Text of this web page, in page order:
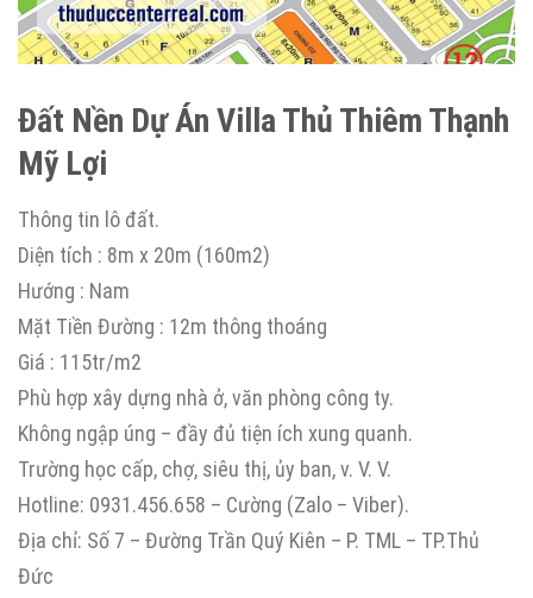
Đất Nền Dự Án Villa Thủ Thiêm Thạnh
Mỹ Lợi
Thông tin lô đất.
Diện tích : 8m x 20m (160m2)
Hướng : Nam
Mặt Tiền Đường : 12m thông thoáng
Giá : 115tr/m2
Phù hợp xây dựng nhà ở, văn phòng công ty.
Không ngập úng – đầy đủ tiện ích xung quanh.
Trường học cấp, chợ, siêu thị, ủy ban, v. V. V.
Hotline: 0931.456.658 – Cường (Zalo – Viber).
Địa chỉ: Số 7 – Đường Trần Quý Kiên – P. TML – TP.Thủ
Đức